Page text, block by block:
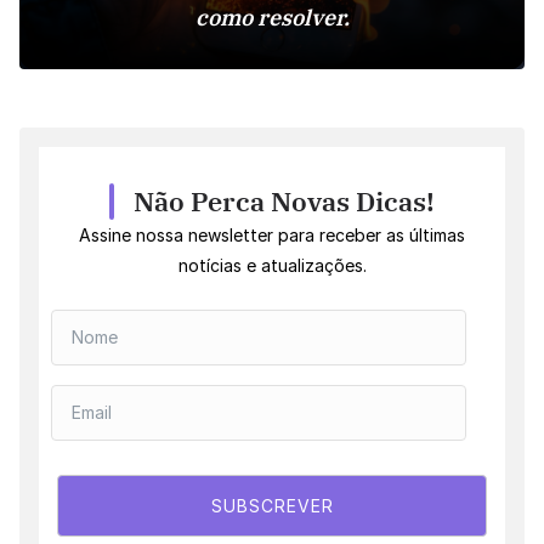
como resolver.
Não Perca Novas Dicas!
Assine nossa newsletter para receber as últimas
notícias e atualizações.
SUBSCREVER